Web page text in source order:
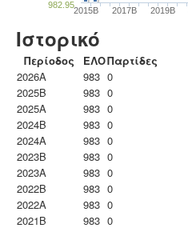
2015B 2017B 2019B
982.95
Ιστορικό
Περίοδος ΕΛΟΠαρτίδες
2026A
983 0
2025B
983 0
2025A
983 0
2024B
983 0
2024A
983 0
2023B
983 0
2023Α
983 0
2022B
983 0
2022A
983 0
2021B
983 0